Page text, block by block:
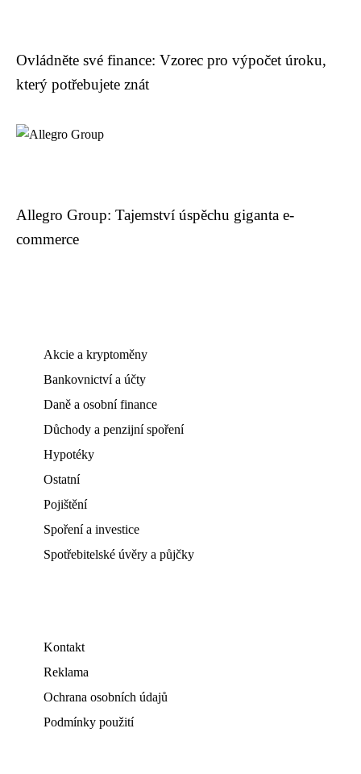
Ovládněte své finance: Vzorec pro výpočet úroku,
který potřebujete znát
Allegro Group: Tajemství úspěchu giganta e-
commerce
Akcie a kryptoměny
Bankovnictví a účty
Daně a osobní finance
Důchody a penzijní spoření
Hypotéky
Ostatní
Pojištění
Spoření a investice
Spotřebitelské úvěry a půjčky
Kontakt
Reklama
Ochrana osobních údajů
Podmínky použití